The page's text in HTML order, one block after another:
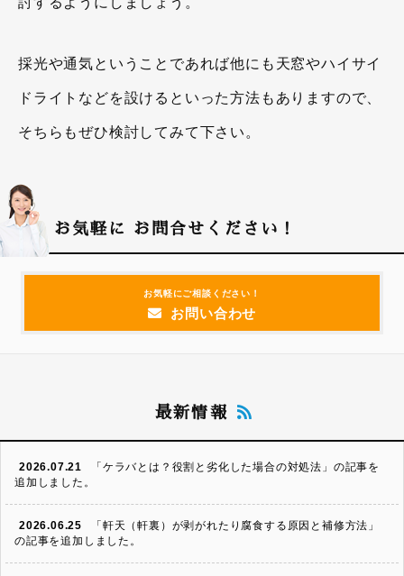
採光や通気ということであれば他にも天窓やハイサイ
ドライトなどを設けるといった方法もありますので、
そちらもぜひ検討してみて下さい。
お気軽に お問合せください！
お気軽にご相談ください！
お問い合わせ
最新情報
2026.07.21
「ケラバとは？役割と劣化した場合の対処法」の記事を
追加しました。
2026.06.25
「軒天（軒裏）が剥がれたり腐食する原因と補修方法」
の記事を追加しました。